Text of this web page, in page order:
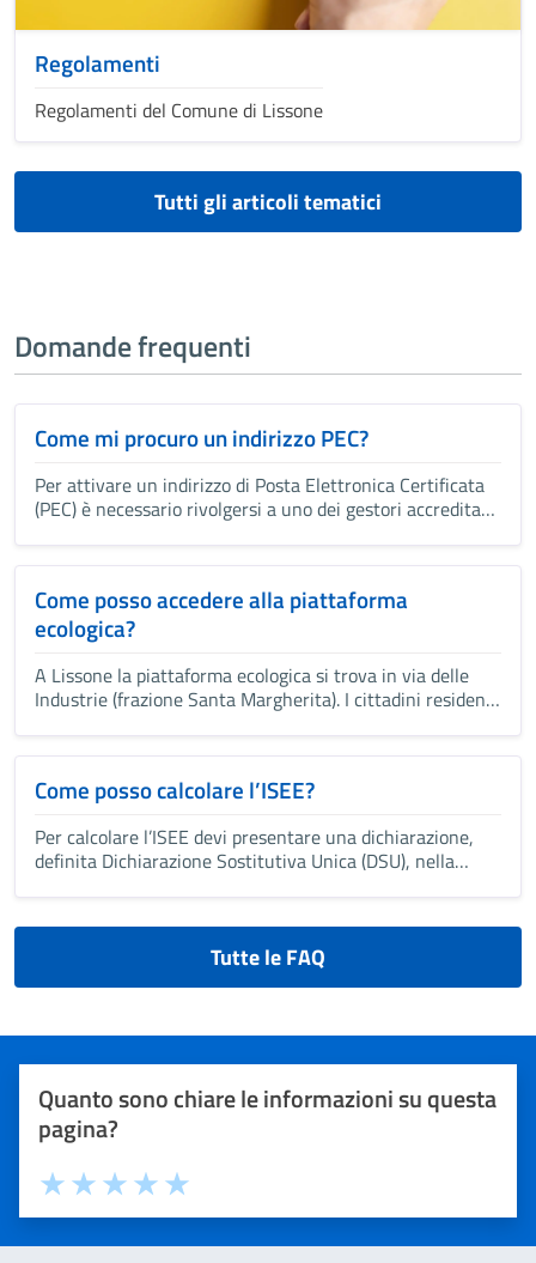
Regolamenti
Regolamenti del Comune di Lissone
Tutti gli articoli tematici
Domande frequenti
Come mi procuro un indirizzo PEC?
Per attivare un indirizzo di Posta Elettronica Certificata
(PEC) è necessario rivolgersi a uno dei gestori accreditati
Come posso accedere alla piattaforma
ecologica?
A Lissone la piattaforma ecologica si trova in via delle
Industrie (frazione Santa Margherita). I cittadini residenti
Come posso calcolare l’ISEE?
Per calcolare l’ISEE devi presentare una dichiarazione,
definita Dichiarazione Sostitutiva Unica (DSU), nella
mobiliare e immobiliare. La dichiarazione […]
Tutte le FAQ
Quanto sono chiare le informazioni su questa
pagina?
Valuta 5 stelle su 5
Valuta 4 stelle su 5
Valuta 3 stelle su 5
Valuta 2 stelle su 5
Valuta 1 stelle su 5